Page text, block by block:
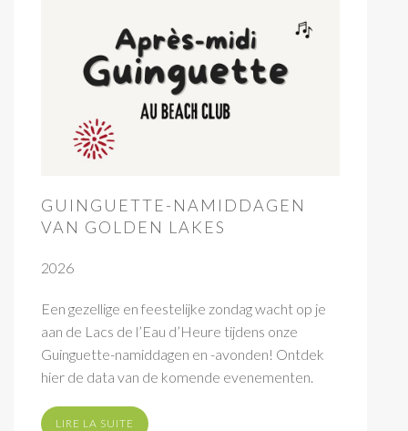
GUINGUETTE-NAMIDDAGEN
VAN GOLDEN LAKES
2026
Een gezellige en feestelijke zondag wacht op je
aan de Lacs de l’Eau d’Heure tijdens onze
Guinguette-namiddagen en -avonden! Ontdek
hier de data van de komende evenementen.
LIRE LA SUITE